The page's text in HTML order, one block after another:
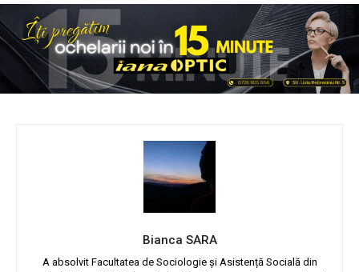
Bianca SARA
A absolvit Facultatea de Sociologie și Asistență Socială din